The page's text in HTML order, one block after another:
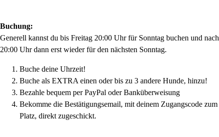
Buchung:
Generell kannst du bis Freitag 20:00 Uhr für Sonntag buchen und nach
20:00 Uhr dann erst wieder für den nächsten Sonntag.
Buche deine Uhrzeit!
Buche als EXTRA einen oder bis zu 3 andere Hunde, hinzu!
Bezahle bequem per PayPal oder Banküberweisung
Bekomme die Bestätigungsemail, mit deinem Zugangscode zum
Platz, direkt zugeschickt.